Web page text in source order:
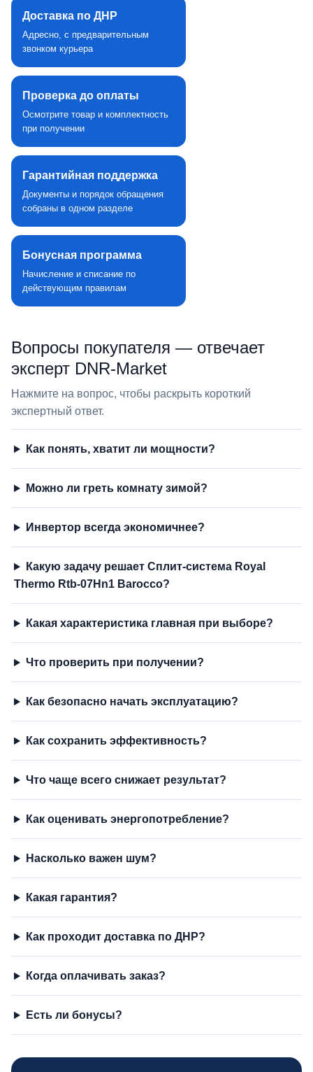
Доставка по ДНР
Адресно, с предварительным
звонком курьера
Проверка до оплаты
Осмотрите товар и комплектность
при получении
Гарантийная поддержка
Документы и порядок обращения
собраны в одном разделе
Бонусная программа
Начисление и списание по
действующим правилам
Вопросы покупателя — отвечает
эксперт DNR‑Market
Нажмите на вопрос, чтобы раскрыть короткий
экспертный ответ.
Как понять, хватит ли мощности?
Можно ли греть комнату зимой?
Инвертор всегда экономичнее?
Какую задачу решает Сплит-система Royal
Thermo Rtb-07Hn1 Barocco?
Какая характеристика главная при выборе?
Что проверить при получении?
Как безопасно начать эксплуатацию?
Как сохранить эффективность?
Что чаще всего снижает результат?
Как оценивать энергопотребление?
Насколько важен шум?
Какая гарантия?
Как проходит доставка по ДНР?
Когда оплачивать заказ?
Есть ли бонусы?